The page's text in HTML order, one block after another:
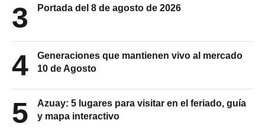
3 Portada del 8 de agosto de 2026
4
Generaciones que mantienen vivo al mercado
10 de Agosto
5
Azuay: 5 lugares para visitar en el feriado, guía
y mapa interactivo